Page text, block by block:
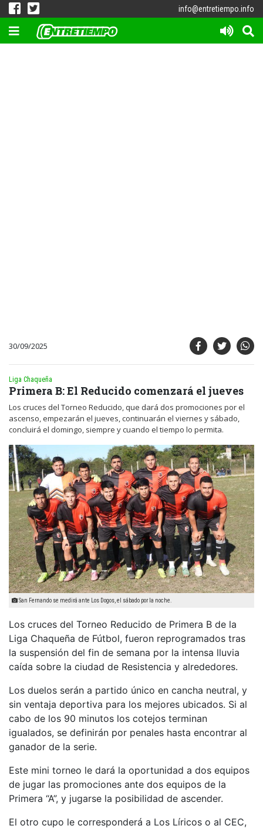
info@entretiempo.info
30/09/2025
Liga Chaqueña
Primera B: El Reducido comenzará el jueves
Los cruces del Torneo Reducido, que dará dos promociones por el
ascenso, empezarán el jueves, continuarán el viernes y sábado,
concluirá el domingo, siempre y cuando el tiempo lo permita.
San Fernando se medirá ante Los Dogos, el sábado por la noche.
Los cruces del Torneo Reducido de Primera B de la
Liga Chaqueña de Fútbol, fueron reprogramados tras
la suspensión del fin de semana por la intensa lluvia
caída sobre la ciudad de Resistencia y alrededores.
Los duelos serán a partido único en cancha neutral, y
sin ventaja deportiva para los mejores ubicados. Si al
cabo de los 90 minutos los cotejos terminan
igualados, se definirán por penales hasta encontrar al
ganador de la serie.
Este mini torneo le dará la oportunidad a dos equipos
de jugar las promociones ante dos equipos de la
Primera “A”, y jugarse la posibilidad de ascender.
El otro cupo le corresponderá a Los Líricos o al CEC,